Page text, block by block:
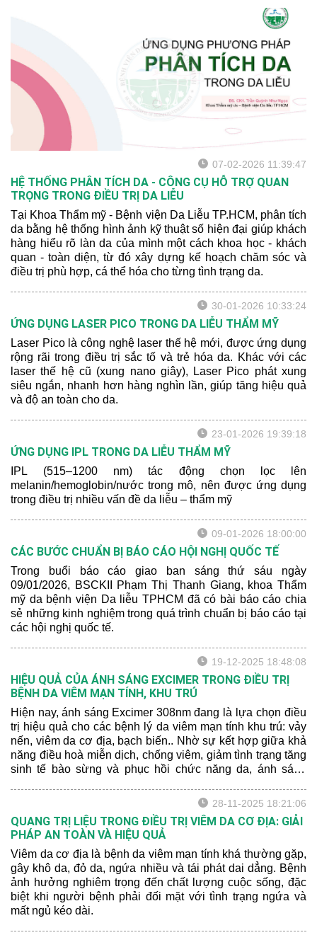
bệnh nhân bạch biến ổn
07-02-2026 11:39:47
HỆ THỐNG PHÂN TÍCH DA - CÔNG CỤ HỖ TRỢ QUAN
TRỌNG TRONG ĐIỀU TRỊ DA LIỄU
Tại Khoa Thẩm mỹ - Bệnh viện Da Liễu TP.HCM, phân tích
da bằng hệ thống hình ảnh kỹ thuật số hiện đại giúp khách
hàng hiểu rõ làn da của mình một cách khoa học - khách
quan - toàn diện, từ đó xây dựng kế hoạch chăm sóc và
điều trị phù hợp, cá thể hóa cho từng tình trạng da.
30-01-2026 10:33:24
ỨNG DỤNG LASER PICO TRONG DA LIỄU THẨM MỸ
Laser Pico là công nghệ laser thế hệ mới, được ứng dụng
rộng rãi trong điều trị sắc tố và trẻ hóa da. Khác với các
laser thế hệ cũ (xung nano giây), Laser Pico phát xung
siêu ngắn, nhanh hơn hàng nghìn lần, giúp tăng hiệu quả
và độ an toàn cho da.
23-01-2026 19:39:18
ỨNG DỤNG IPL TRONG DA LIỄU THẨM MỸ
IPL (515–1200 nm) tác động chọn lọc lên
melanin/hemoglobin/nước trong mô, nên được ứng dụng
trong điều trị nhiều vấn đề da liễu – thẩm mỹ
09-01-2026 18:00:00
CÁC BƯỚC CHUẨN BỊ BÁO CÁO HỘI NGHỊ QUỐC TẾ
Trong buổi báo cáo giao ban sáng thứ sáu ngày
09/01/2026, BSCKII Phạm Thị Thanh Giang, khoa Thẩm
mỹ da bệnh viện Da liễu TPHCM đã có bài báo cáo chia
sẻ những kinh nghiệm trong quá trình chuẩn bị báo cáo tại
các hội nghị quốc tế.
19-12-2025 18:48:08
HIỆU QUẢ CỦA ÁNH SÁNG EXCIMER TRONG ĐIỀU TRỊ
BỆNH DA VIÊM MẠN TÍNH, KHU TRÚ
Hiện nay, ánh sáng Excimer 308nm đang là lựa chọn điều
trị hiệu quả cho các bệnh lý da viêm mạn tính khu trú: vảy
nến, viêm da cơ địa, bạch biến.. Nhờ sự kết hợp giữa khả
năng điều hoà miễn dịch, chống viêm, giảm tình trạng tăng
sinh tế bào sừng và phục hồi chức năng da, ánh sáng
thiện sang thương da và rút ngắn thời gian điều trị cho
28-11-2025 18:21:06
QUANG TRỊ LIỆU TRONG ĐIỀU TRỊ VIÊM DA CƠ ĐỊA: GIẢI
PHÁP AN TOÀN VÀ HIỆU QUẢ
Viêm da cơ địa là bệnh da viêm mạn tính khá thường gặp,
gây khô da, đỏ da, ngứa nhiều và tái phát dai dẳng. Bệnh
ảnh hưởng nghiêm trọng đến chất lượng cuộc sống, đặc
biệt khi người bệnh phải đối mặt với tình trạng ngứa và
mất ngủ kéo dài.